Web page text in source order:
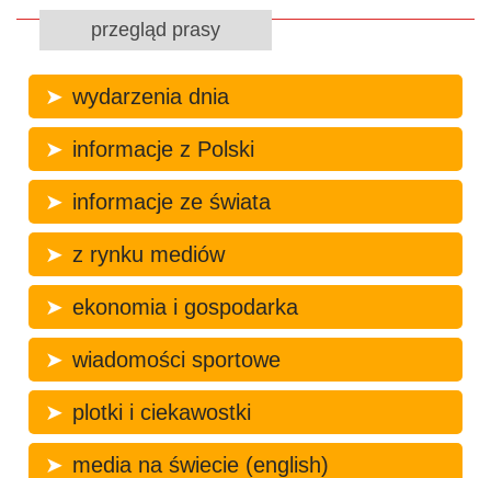
przegląd prasy
wydarzenia dnia
informacje z Polski
informacje ze świata
z rynku mediów
ekonomia i gospodarka
wiadomości sportowe
plotki i ciekawostki
media na świecie (english)